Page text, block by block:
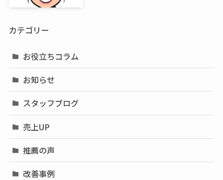
カテゴリー
お役立ちコラム
お知らせ
スタッフブログ
売上UP
推薦の声
改善事例